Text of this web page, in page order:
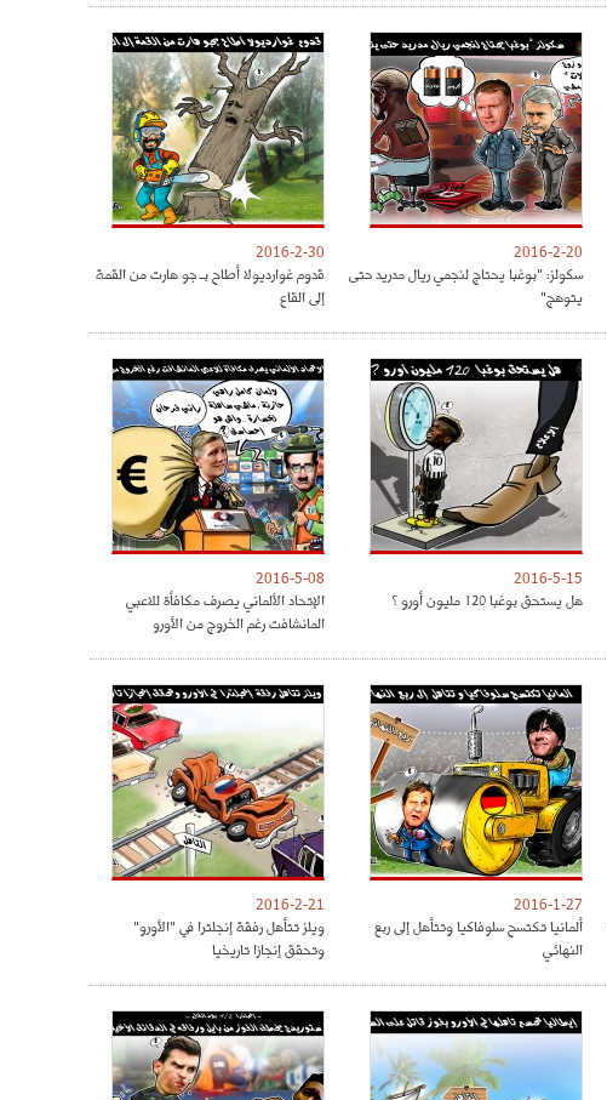
2016-2-20
سكولز: "بوغبا يحتاج لنجمي ريال مدريد حتى
يتوهج"
2016-2-30
قدوم غوارديولا أطاح بـ جو هارت من القمة
إلى القاع
2016-5-15
هل يستحق بوغبا 120 مليون أورو ؟
2016-5-08
الإتحاد الألماني يصرف مكافأة للاعبي
المانشافت رغم الخروج من الأورو
2016-1-27
ألمانيا تكتسح سلوفاكيا وتتأهل إلى ربع
النهائي
2016-2-21
ويلز تتأهل رفقة إنجلترا في "الأورو"
وتحقق إنجازا تاريخيا